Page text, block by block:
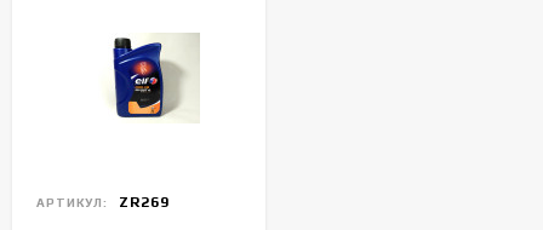
АРТИКУЛ: ZR269